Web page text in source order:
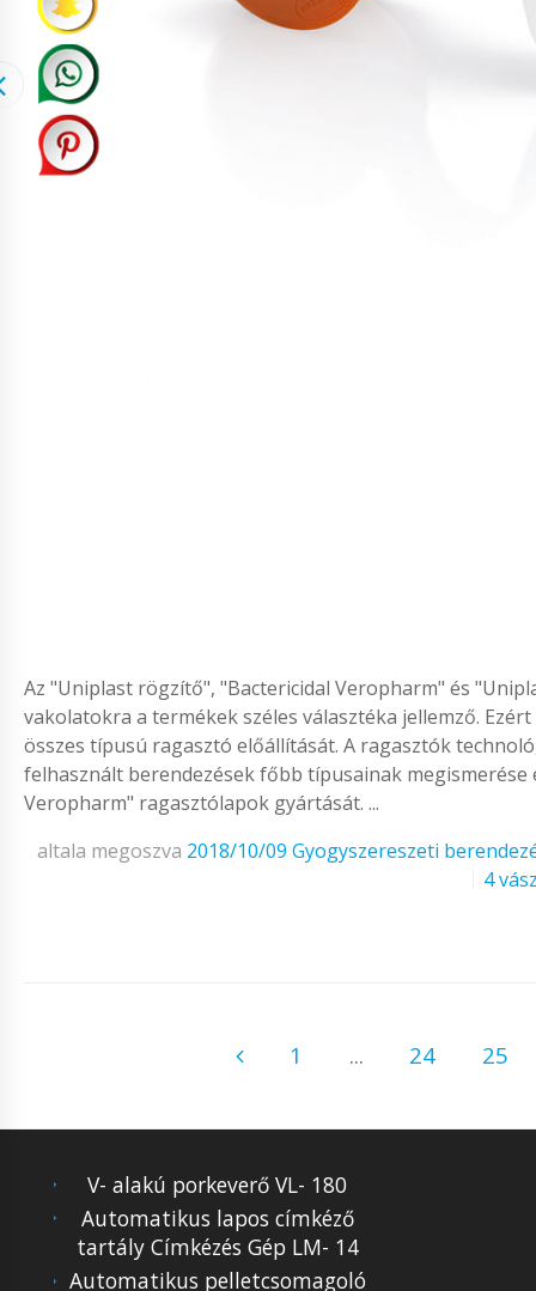
Az "Uniplast rögzítő", "Bactericidal Veropharm" és
vakolatokra a termékek széles választéka jellemző.
összes típusú ragasztó előállítását. A ragasztók
felhasznált berendezések főbb típusainak
Veropharm" ragasztólapok gyártását. ...
altala megoszva 2018/10/09 Gyogyszereszeti
4
1 ... 24 25
V- alakú porkeverő VL- 180
Automatikus lapos címkéző
tartály Címkézés Gép LM- 14
Automatikus pelletcsomagoló